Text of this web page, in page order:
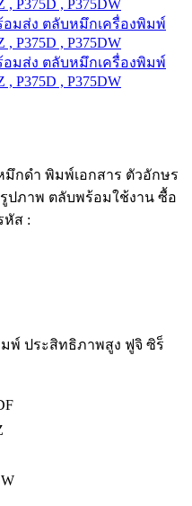
กดำ พิมพ์เอกสาร ตัวอักษร
ปภาพ ตลับพร้อมใช้งาน ซื้อ
หัส :
มพ์ ประสิทธิภาพสูง ฟูจิ ซิร็